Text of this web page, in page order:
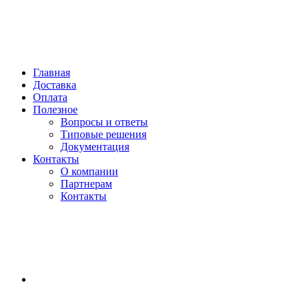
Главная
Доставка
Оплата
Полезное
Вопросы и ответы
Типовые решения
Документация
Контакты
О компании
Партнерам
Контакты